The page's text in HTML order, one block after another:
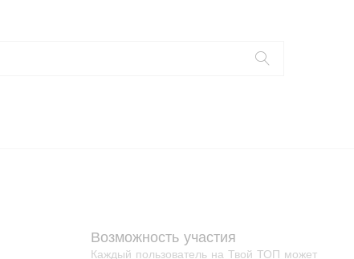
Возможность участия
Каждый пользователь на Твой ТОП может